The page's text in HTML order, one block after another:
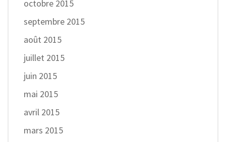
octobre 2015
septembre 2015
août 2015
juillet 2015
juin 2015
mai 2015
avril 2015
mars 2015